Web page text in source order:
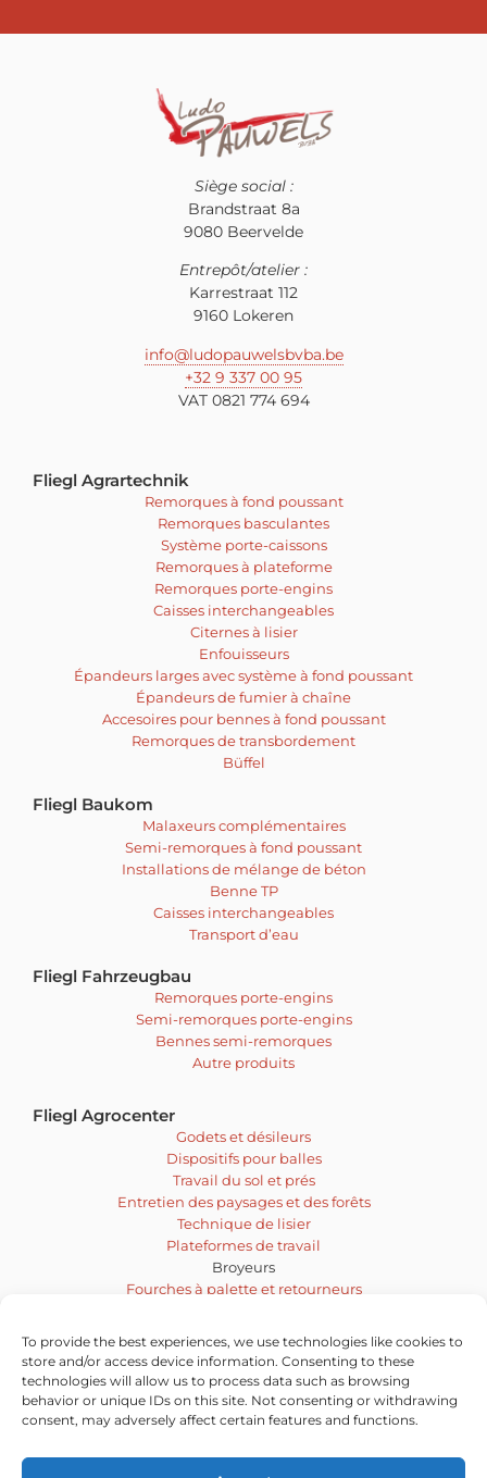
To provide the best experiences, we use technologies like cookies to
store and/or access device information. Consenting to these
technologies will allow us to process data such as browsing
behavior or unique IDs on this site. Not consenting or withdrawing
consent, may adversely affect certain features and functions.
Siège social :
Brandstraat 8a
9080 Beervelde
Entrepôt/atelier :
Karrestraat 112
9160 Lokeren
info@ludopauwelsbvba.be
+32 9 337 00 95
VAT 0821 774 694
Fliegl Agrartechnik
Remorques à fond poussant
Remorques basculantes
Système porte-caissons
Remorques à plateforme
Remorques porte-engins
Caisses interchangeables
Citernes à lisier
Enfouisseurs
Épandeurs larges avec système à fond poussant
Épandeurs de fumier à chaîne
Accesoires pour bennes à fond poussant
Remorques de transbordement
Büffel
Fliegl Baukom
Malaxeurs complémentaires
Semi-remorques à fond poussant
Installations de mélange de béton
Benne TP
Caisses interchangeables
Transport d’eau
Fliegl Fahrzeugbau
Remorques porte-engins
Semi-remorques porte-engins
Bennes semi-remorques
Autre produits
Fliegl Agrocenter
Godets et désileurs
Dispositifs pour balles
Travail du sol et prés
Entretien des paysages et des forêts
Technique de lisier
Plateformes de travail
Broyeurs
Fourches à palette et retourneurs
Balayeuses
Technique d’affouragement et d’ensilage
Vacatures